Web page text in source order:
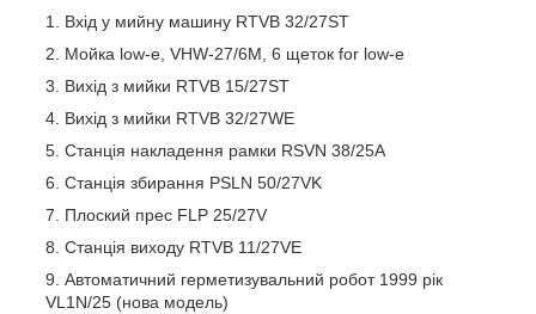
Вхід у мийну машину RTVB 32/27ST
Мойка low-e, VHW-27/6M, 6 щеток for low-e
Вихід з мийки RTVB 15/27ST
Вихід з мийки RTVB 32/27WE
Станція накладення рамки RSVN 38/25A
Станція збирання PSLN 50/27VK
Плоский прес FLP 25/27V
Станція виходу RTVB 11/27VE
Автоматичний герметизувальний робот 1999 рік
VL1N/25 (нова модель)